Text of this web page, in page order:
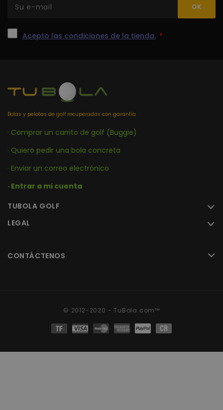
Acepto las condiciones de la tienda. *
Bolas y pelotas de golf recuperadas con garantía
· Comprar un carrito de golf (Buggie)
· Quiero pedir una bola concreta
· Enviar un correo electrónico
· Entrar a mi cuenta
TUBOLA GOLF
LEGAL
CONTÁCTENOS
© 2012-2020 - TuBola.com™